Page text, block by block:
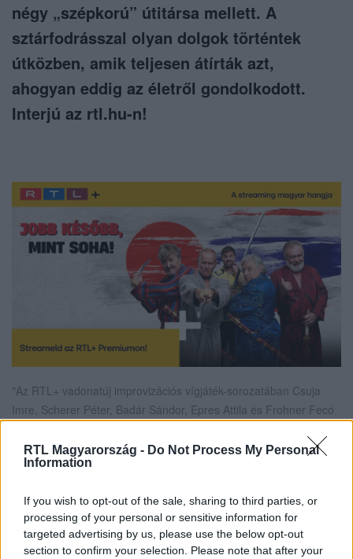
RTL Magyarország - Do Not Process My Personal
Information
If you wish to opt-out of the sale, sharing to third parties, or
processing of your personal or sensitive information for
targeted advertising by us, please use the below opt-out
section to confirm your selection. Please note that after your
négy „szépkorú” útitársa mellett. A
sztárfodrásszal olyan dolgok történtek
útközben, amik teljesen átírták azt,
ahogyan eddig az életről gondolkodott.
Interjú az rtl.hu-n!
"Az RTL+ vadonatúj improvizációs vígjáték-sorozatában Csuja
Imre, Scherer Péter, Badár Sándor, Epres Attila és Frohner Fecó
Premiumon!"
Itt állítsd be, hogy az RTL.hu az elsők között
legyen a Google-találatokban!